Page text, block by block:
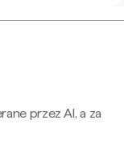
przez AI, a za